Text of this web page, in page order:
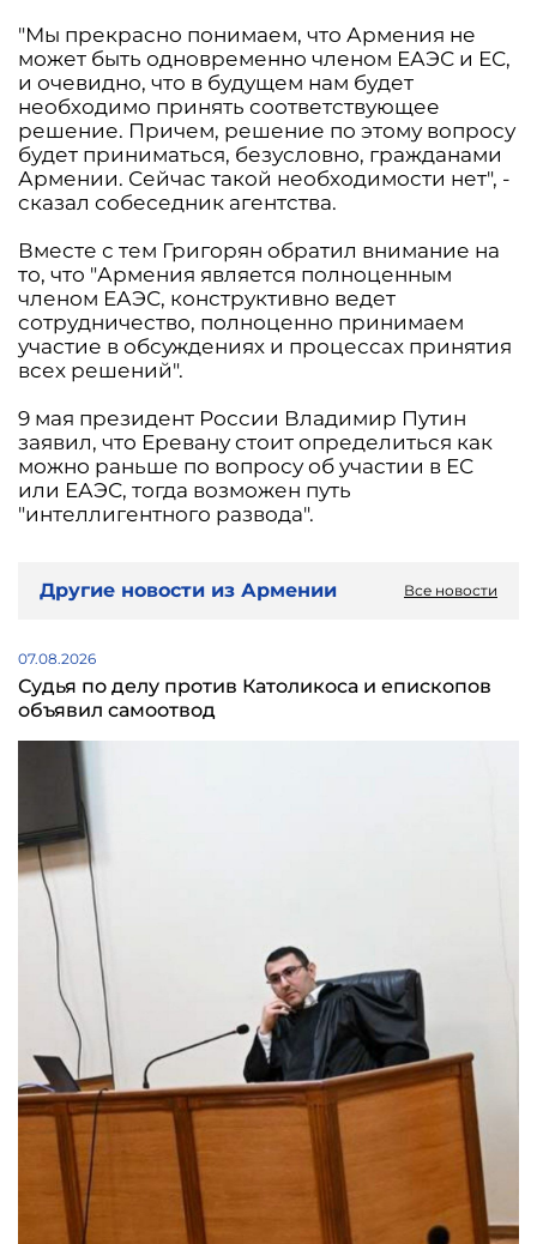
"Мы прекрасно понимаем, что Армения не
может быть одновременно членом ЕАЭС и ЕС,
и очевидно, что в будущем нам будет
необходимо принять соответствующее
решение. Причем, решение по этому вопросу
будет приниматься, безусловно, гражданами
Армении. Сейчас такой необходимости нет", -
сказал собеседник агентства.
Вместе с тем Григорян обратил внимание на
то, что "Армения является полноценным
членом ЕАЭС, конструктивно ведет
сотрудничество, полноценно принимаем
участие в обсуждениях и процессах принятия
всех решений".
9 мая президент России Владимир Путин
заявил, что Еревану стоит определиться как
можно раньше по вопросу об участии в ЕС
или ЕАЭС, тогда возможен путь
"интеллигентного развода".
Другие новости из Армении Все новости
07.08.2026
Судья по делу против Католикоса и епископов
объявил самоотвод